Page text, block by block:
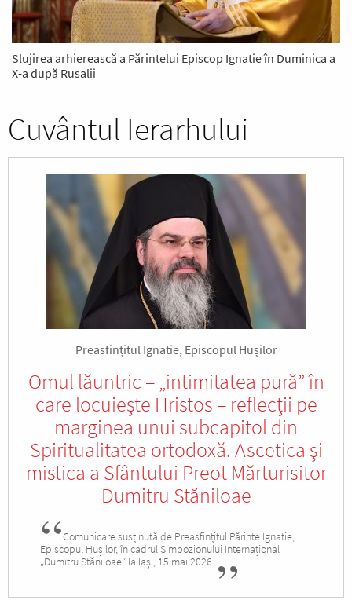
Slujirea arhierească a Părintelui Episcop Ignatie în Duminica a
X-a după Rusalii
Cuvântul Ierarhului
Preasfințitul Ignatie, Episcopul Hușilor
Omul lăuntric – „intimitatea pură” în
care locuieşte Hristos – reflecţii pe
marginea unui subcapitol din
Spiritualitatea ortodoxă. Ascetica şi
mistica a Sfântului Preot Mărturisitor
Dumitru Stăniloae
Comunicare susținută de Preasfințitul Părinte Ignatie,
Episcopul Hușilor, în cadrul Simpozionului Internațional
„Dumitru Stăniloae” la Iași, 15 mai 2026.